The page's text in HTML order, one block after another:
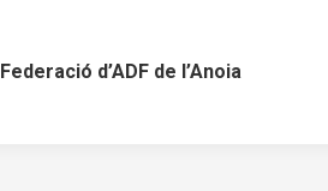
Federació d’ADF de l’Anoia